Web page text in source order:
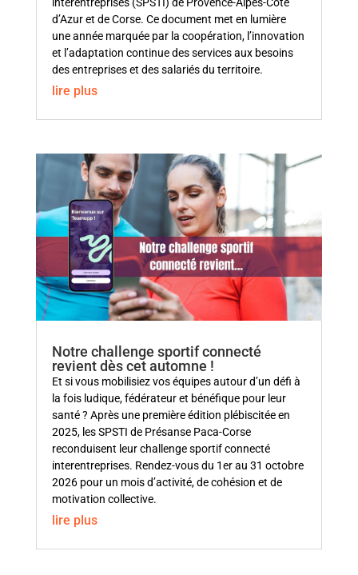
d’Azur et de Corse. Ce document met en lumière
une année marquée par la coopération, l’innovation
et l’adaptation continue des services aux besoins
des entreprises et des salariés du territoire.
lire plus
Notre challenge sportif connecté
revient dès cet automne !
Et si vous mobilisiez vos équipes autour d’un défi à
la fois ludique, fédérateur et bénéfique pour leur
santé ? Après une première édition plébiscitée en
2025, les SPSTI de Présanse Paca-Corse
reconduisent leur challenge sportif connecté
interentreprises. Rendez-vous du 1er au 31 octobre
2026 pour un mois d’activité, de cohésion et de
motivation collective.
lire plus